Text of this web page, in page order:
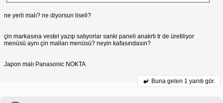
ne yerli malı? ne diyorsun liseli?
çin markasına vestel yazıp satıyorlar sanki paneli anakrtı tr de üretiliyor
menüsü aynı çin malları menüsü? neyin kafasındasın?
Japon malı Panasonic NOKTA
Buna gelen 1 yanıtı gör.